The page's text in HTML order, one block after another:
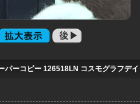
パーコピー 126518LN コスモグラフデ